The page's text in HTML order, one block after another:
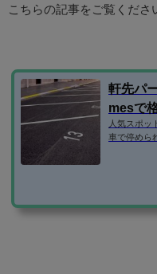
こちらの記事をご覧くださ
軒先パ
mesで
人気スポッ
車で停めら
方を紹介し